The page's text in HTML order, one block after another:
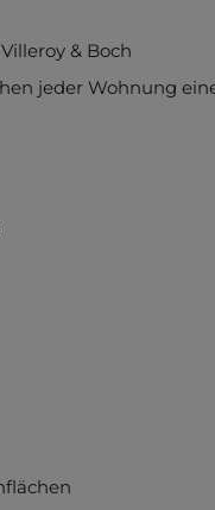
& Boch
jeder Wohnung